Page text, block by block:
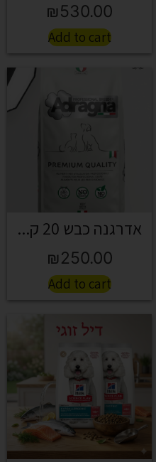
₪530.00
Add to cart
אדרגנה כבש 20 ק...
₪250.00
Add to cart